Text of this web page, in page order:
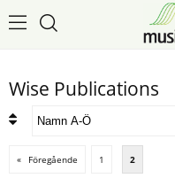
Wise Publications
« Föregående 1 2